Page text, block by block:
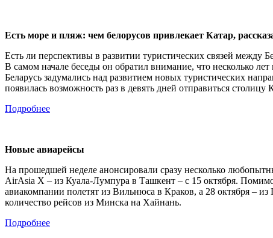
Есть море и пляж: чем белорусов привлекает Катар,
Есть ли перспективы в развитии туристических связей между
В самом начале беседы он обратил внимание, что несколько
Беларусь задумались над развитием новых туристических
появилась возможность раз в девять дней отправиться столицу
Подробнее
Новые авиарейсы
На прошедшей неделе анонсировали сразу несколько
AirAsia X – из Куала-Лумпура в Ташкент – с 15 октября.
авиакомпании полетят из Вильнюса в Краков, а 28 октября –
количество рейсов из Минска на Хайнань.
Подробнее